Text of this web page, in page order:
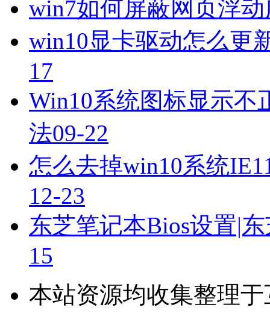
win7如何屏蔽网页浮
win10显卡驱动怎么更
17
Win10系统图标显示不
法09-22
怎么去掉win10系统
12-23
东芝笔记本Bios设置|
15
本站资源均收集整理